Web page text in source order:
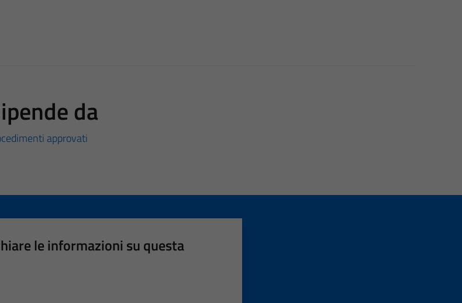
da
approvati
le informazioni su questa